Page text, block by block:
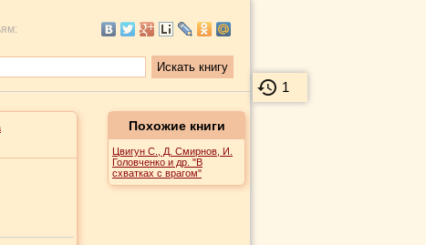
1
Похожие книги
Цвигун С., Д. Смирнов, И.
Головченко и др. "В
схватках с врагом"